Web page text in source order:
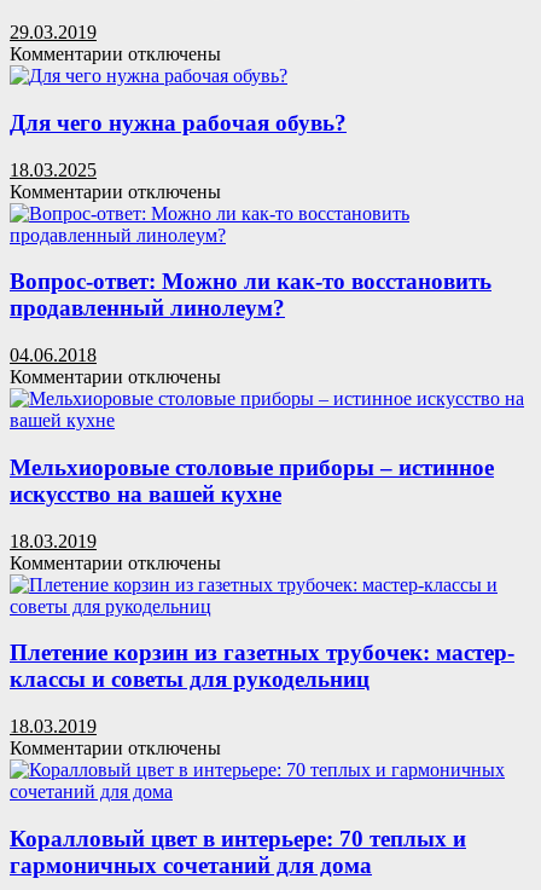
29.03.2019
Комментарии к
записи
на
окна
элемент
защиты
и
декоративного
оформления
загородных
отключены
Для чего нужна рабочая обувь?
18.03.2025
Комментарии к
записи
Для
нужна
рабочая
обувь?
отключены
Вопрос-ответ: Можно ли как-то восстановить
продавленный линолеум?
04.06.2018
Комментарии к
записи
Можно
ли
как-
продавленный
линолеум?
отключены
Мельхиоровые столовые приборы – истинное
искусство на вашей кухне
18.03.2019
Комментарии к
записи
Мельхиоровые
приборы
истинное
вашей
кухне
отключены
Плетение корзин из газетных трубочек: мастер-
классы и советы для рукодельниц
18.03.2019
Комментарии к
записи
Плетение
из
газетных
трубочек:
отключены
Коралловый цвет в интерьере: 70 теплых и
гармоничных сочетаний для дома